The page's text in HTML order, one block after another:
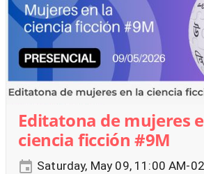
Editatona de mujeres
ciencia ficción #9M
Saturday, May 09, 11:00 AM-